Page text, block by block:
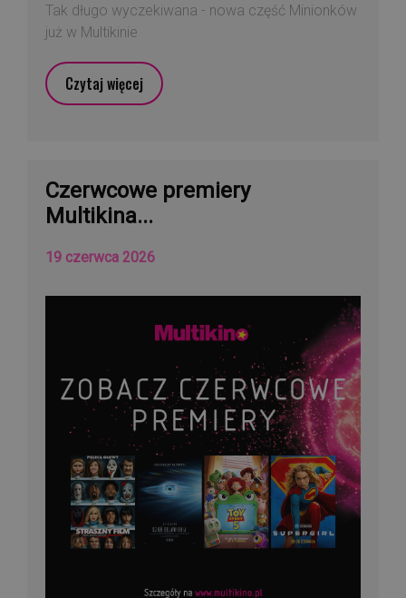
Tak długo wyczekiwana - nowa część Minionków
już w Multikinie
Czytaj więcej
Czerwcowe premiery
Multikina...
19 czerwca 2026